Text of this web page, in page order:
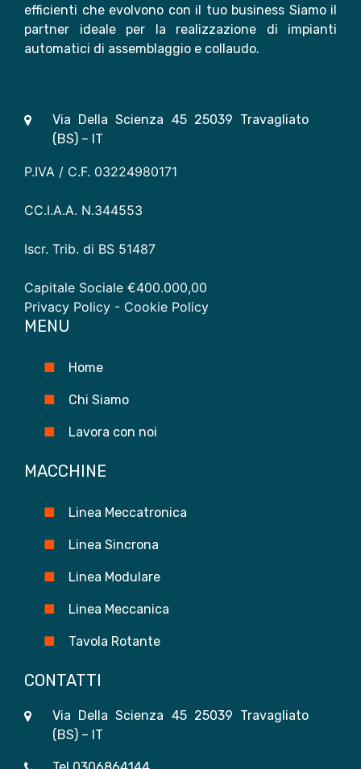
efficienti che evolvono con il tuo business Siamo il
partner ideale per la realizzazione di impianti
automatici di assemblaggio e collaudo.
Via Della Scienza 45 25039 Travagliato
(BS) – IT
P.IVA / C.F. 03224980171
CC.I.A.A. N.344553
Iscr. Trib. di BS 51487
Capitale Sociale €400.000,00
Privacy Policy - Cookie Policy
MENU
Home
Chi Siamo
Lavora con noi
MACCHINE
Linea Meccatronica
Linea Sincrona
Linea Modulare
Linea Meccanica
Tavola Rotante
CONTATTI
Via Della Scienza 45 25039 Travagliato
(BS) – IT